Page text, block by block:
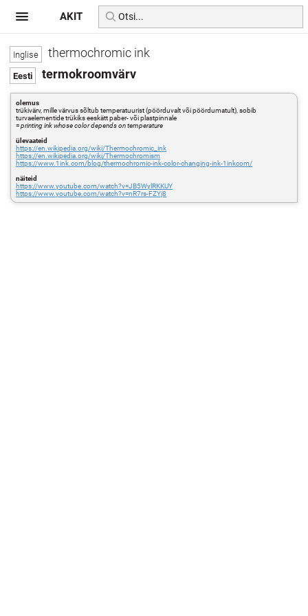
thermochromic ink
termokroomvärv
olemus
trükivärv, mille värvus sõltub temperatuurist (pöörduvalt või pöördumatult), sobib
turvaelementide trükiks eeskätt paber- või plastpinnale
=printing ink whose color depends on temperature
ülevaateid
https://en.wikipedia.org/wiki/Thermochromic_ink
https://en.wikipedia.org/wiki/Thermochromism
https://www.1ink.com/blog/thermochromic-ink-color-changing-ink-1inkcom/
näiteid
https://www.youtube.com/watch?v=JB5WylRKKUY
https://www.youtube.com/watch?v=nR7rs-FZYj8
AKIT